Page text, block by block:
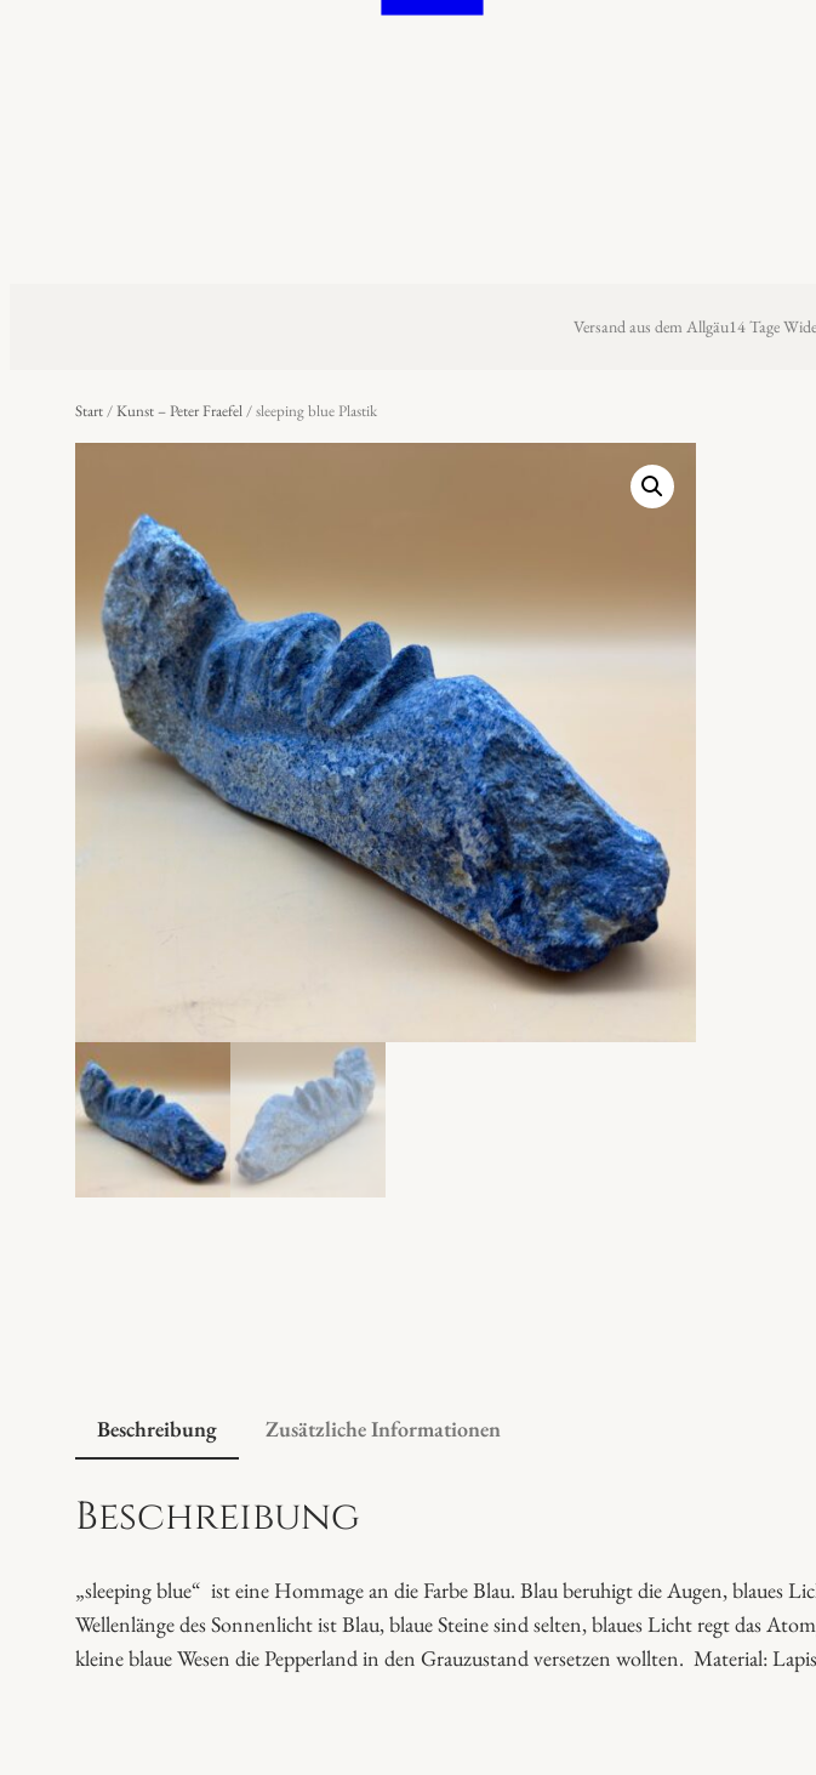
Versand aus dem Allgäu14 Tage
Start/Kunst – Peter Fraefel/ sleeping blue Plastik
Beschreibung Zusätzliche Informationen
Beschreibung
„sleeping blue“ ist eine Hommage an die Farbe Blau. Blau beruhigt die Augen, blaues
Wellenlänge des Sonnenlicht ist Blau, blaue Steine sind selten, blaues Licht regt das
kleine blaue Wesen die Pepperland in den Grauzustand versetzen wollten. Material: